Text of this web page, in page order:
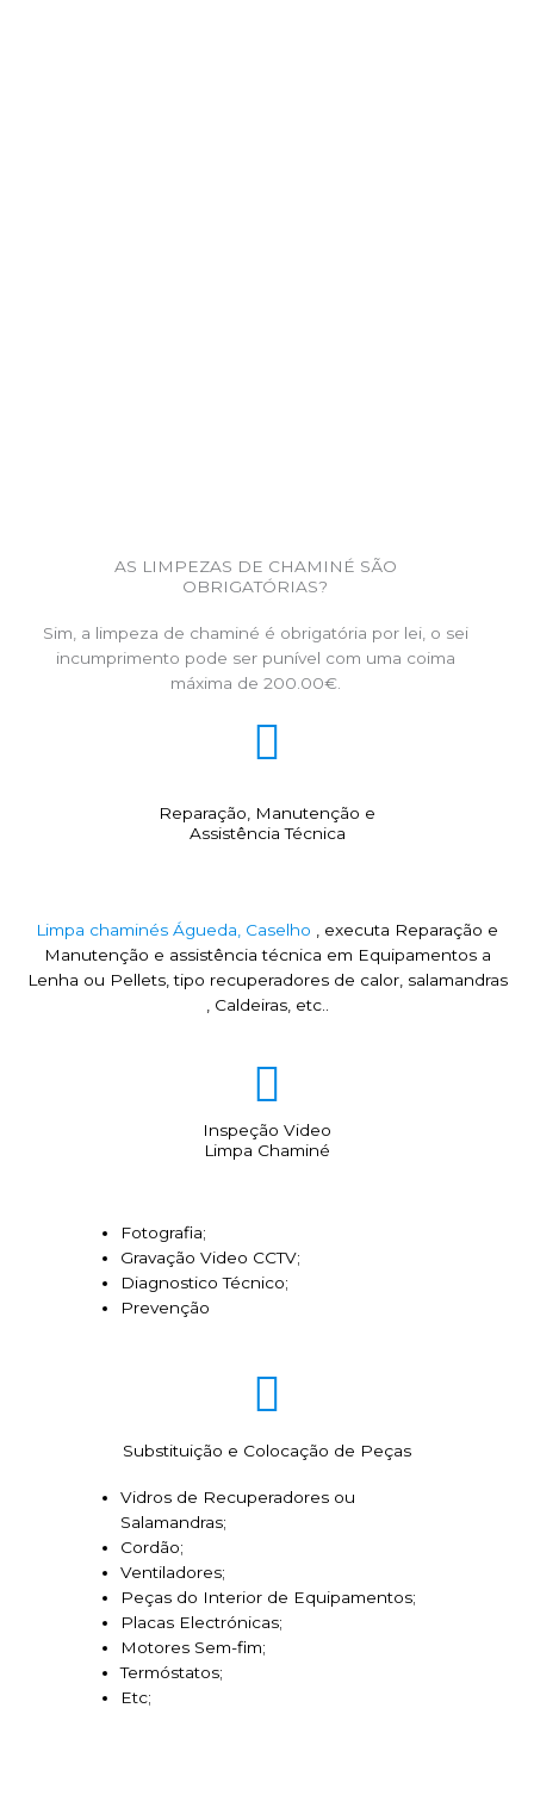
AS LIMPEZAS DE CHAMINÉ SÃO
OBRIGATÓRIAS?
Sim, a limpeza de chaminé é obrigatória por lei, o sei
incumprimento pode ser punível com uma coima
máxima de 200.00€.
Reparação, Manutenção e
Assistência Técnica
Limpa chaminés Águeda, Caselho , executa Reparação e
Manutenção e assistência técnica em Equipamentos a
Lenha ou Pellets, tipo recuperadores de calor, salamandras
, Caldeiras, etc..
Inspeção Video
Limpa Chaminé
Fotografia;
Gravação Video CCTV;
Diagnostico Técnico;
Prevenção
Substituição e Colocação de Peças
Vidros de Recuperadores ou
Salamandras;
Cordão;
Ventiladores;
Peças do Interior de Equipamentos;
Placas Electrónicas;
Motores Sem-fim;
Termóstatos;
Etc;